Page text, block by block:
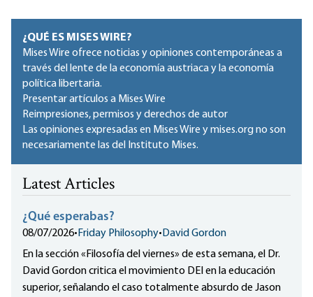
¿QUÉ ES MISES WIRE?
Mises Wire ofrece noticias y opiniones contemporáneas a
través del lente de la economía austriaca y la economía
política libertaria.
Presentar artículos a Mises Wire
Reimpresiones, permisos y derechos de autor
Las opiniones expresadas en Mises Wire y mises.org no son
necesariamente las del Instituto Mises.
Latest Articles
¿Qué esperabas?
08/07/2026• Friday Philosophy•David Gordon
En la sección «Filosofía del viernes» de esta semana, el Dr.
David Gordon critica el movimiento DEI en la educación
superior, señalando el caso totalmente absurdo de Jason